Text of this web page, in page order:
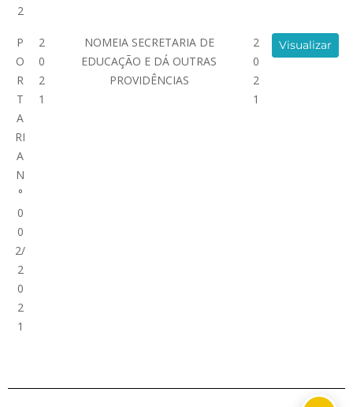
2
P
O
R
T
A
RI
A
N
°
0
0
2/
2
0
2
1
2
0
2
1
NOMEIA SECRETARIA DE
EDUCAÇÃO E DÁ OUTRAS
PROVIDÊNCIAS
2
0
2
1
Visualizar